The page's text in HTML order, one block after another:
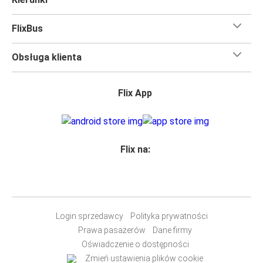
FlixBus
Obsługa klienta
Flix App
Flix na:
Login sprzedawcy
Polityka prywatności
Prawa pasażerów
Dane firmy
Oświadczenie o dostępności
Zmień ustawienia plików cookie